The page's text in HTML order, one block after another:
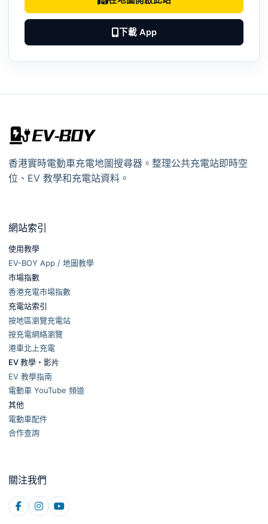
下載 App
香港實時電動車充電地圖搜尋器。整理公共充電站即時空
位、EV 教學和充電站資料。
網站索引
使用教學
EV-BOY App / 地圖教學
市場指數
香港充電市場指數
充電站索引
按地區瀏覽充電站
按充電網絡瀏覽
港車北上充電
EV 教學・影片
EV 教學指南
電動車 YouTube 頻道
其他
電動車配件
合作查詢
關注我們